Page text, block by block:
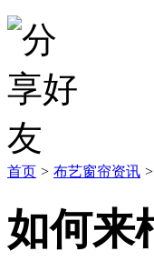
首页 > 布艺窗帘资讯 >
如何来